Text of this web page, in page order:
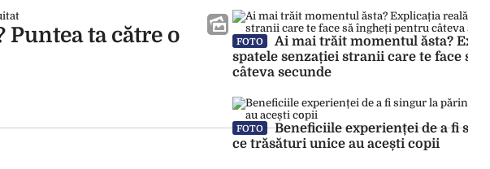
ta către o
FOTO
Ai mai trăit momentul ăsta?
spatele senzației stranii care te face să
câteva secunde
FOTO
Beneficiile experienței de a fi
ce trăsături unice au acești copii